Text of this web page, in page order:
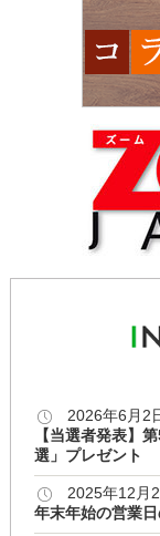
2026年6月2
【当選者発表】
選」プレゼント
2025年12月
年末年始の営業